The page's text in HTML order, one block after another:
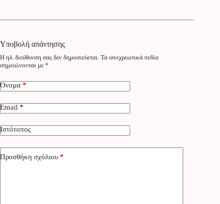
Υποβολή απάντησης
Η ηλ. διεύθυνση σας δεν δημοσιεύεται. Τα υποχρεωτικά πεδία
σημειώνονται με *
Όνομα *
Email *
Ιστότοπος
Προσθήκη σχόλιου *